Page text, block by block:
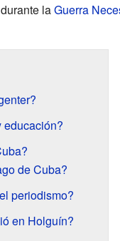
laGuerra
educación?
de Cuba?
periodismo?
en Holguín?